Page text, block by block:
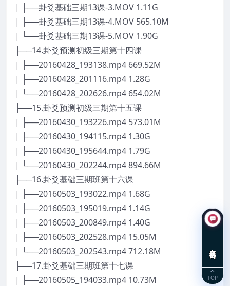
| ├──卦爻基础三期13课-3.MOV 1.11G
| ├──卦爻基础三期13课-4.MOV 565.10M
| └──卦爻基础三期13课-5.MOV 1.90G
├──14.卦爻预测初级三期第十四课
| ├──20160428_193138.mp4 669.52M
| ├──20160428_201116.mp4 1.28G
| └──20160428_202626.mp4 654.02M
├──15.卦爻预测初级三期第十五课
| ├──20160430_193226.mp4 573.01M
| ├──20160430_194115.mp4 1.30G
| ├──20160430_195644.mp4 1.79G
| └──20160430_202244.mp4 894.66M
├──16.卦爻基础三期班第十六课
| ├──20160503_193022.mp4 1.68G
| ├──20160503_195019.mp4 1.14G
| ├──20160503_200849.mp4 1.40G
| ├──20160503_202528.mp4 15.05M
| └──20160503_202543.mp4 712.18M
├──17.卦爻基础三期班第十七课
| ├──20160505_194033.mp4 10.73M
TOP